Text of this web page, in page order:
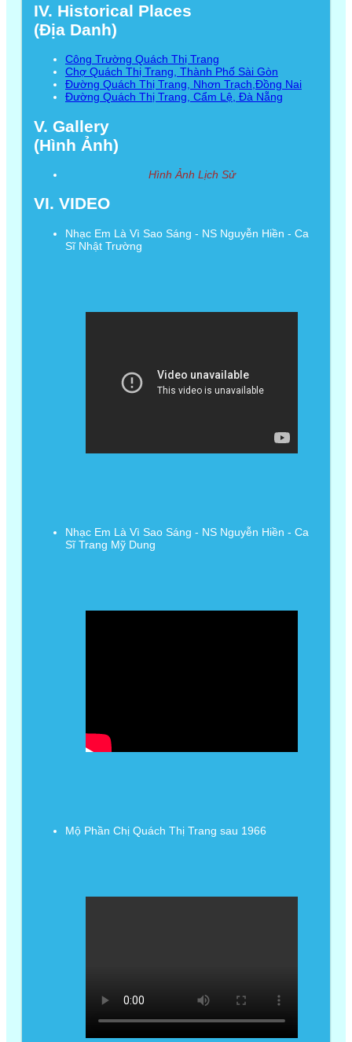
IV. Historical Places
(Địa Danh)
Công Trường Quách Thị Trang
Chợ Quách Thị Trang, Thành Phố Sài Gòn
Đường Quách Thị Trang, Nhơn Trạch,Đồng Nai
Đường Quách Thị Trang, Cẩm Lệ, Đà Nẵng
V. Gallery
(Hình Ảnh)
Hình Ảnh Lịch Sử
VI. VIDEO
Nhạc Em Là Vì Sao Sáng - NS Nguyễn Hiền - Ca
Sĩ Nhật Trường
Nhạc Em Là Vì Sao Sáng - NS Nguyễn Hiền - Ca
Sĩ Trang Mỹ Dung
Mộ Phần Chị Quách Thị Trang sau 1966